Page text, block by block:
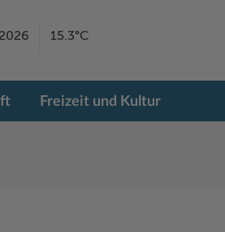
15.3°C
Freizeit und Kultur